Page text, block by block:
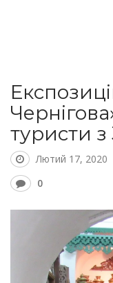
туристи з
Лютий 17, 2020
0